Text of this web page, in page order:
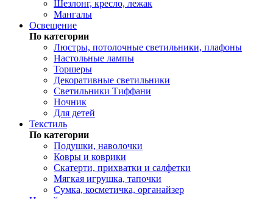
Шезлонг, кресло, лежак
Мангалы
Освещение
По категории
Люстры, потолочные светильники, плафоны
Настольные лампы
Торшеры
Декоративные светильники
Светильники Тиффани
Ночник
Для детей
Текстиль
По категории
Подушки, наволочки
Ковры и коврики
Скатерти, прихватки и салфетки
Мягкая игрушка, тапочки
Сумка, косметичка, органайзер